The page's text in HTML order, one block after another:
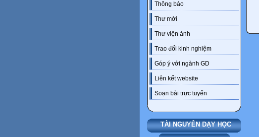
Thông báo
Thư mời
Thư viện ảnh
Trao đổi kinh nghiệm
Góp ý với ngành GD
Liên kết website
Soạn bài trực tuyến
TÀI NGUYÊN DẠY HỌC